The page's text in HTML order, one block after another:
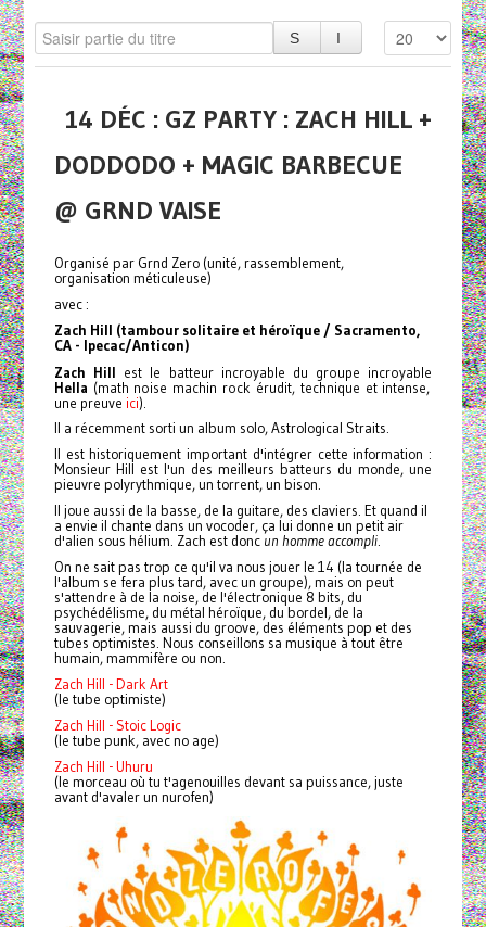
14 DÉC : GZ PARTY : ZACH HILL +
DODDODO + MAGIC BARBECUE
@ GRND VAISE
Organisé par Grnd Zero (unité, rassemblement,
organisation méticuleuse)
avec :
Zach Hill (tambour solitaire et héroïque / Sacramento,
CA - Ipecac/Anticon)
Zach Hill est le batteur incroyable du groupe incroyable
Hella (math noise machin rock érudit, technique et intense,
une preuve ici).
Il a récemment sorti un album solo, Astrological Straits.
Il est historiquement important d'intégrer cette information :
Monsieur Hill est l'un des meilleurs batteurs du monde, une
pieuvre polyrythmique, un torrent, un bison.
Il joue aussi de la basse, de la guitare, des claviers. Et quand il
a envie il chante dans un vocoder, ça lui donne un petit air
d'alien sous hélium. Zach est donc un homme accompli.
On ne sait pas trop ce qu'il va nous jouer le 14 (la tournée de
l'album se fera plus tard, avec un groupe), mais on peut
s'attendre à de la noise, de l'électronique 8 bits, du
psychédélisme, du métal héroïque, du bordel, de la
sauvagerie, mais aussi du groove, des éléments pop et des
tubes optimistes. Nous conseillons sa musique à tout être
humain, mammifère ou non.
Zach Hill - Dark Art
(le tube optimiste)
Zach Hill - Stoic Logic
(le tube punk, avec no age)
Zach Hill - Uhuru
(le morceau où tu t'agenouilles devant sa puissance, juste
avant d'avaler un nurofen)